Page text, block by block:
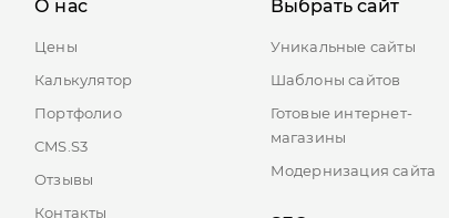
О нас
Цены
Калькулятор
Портфолио
CMS.S3
Отзывы
Контакты
Выбрать сайт
Уникальные сайты
Шаблоны сайтов
Готовые интернет-
магазины
Модернизация сайта